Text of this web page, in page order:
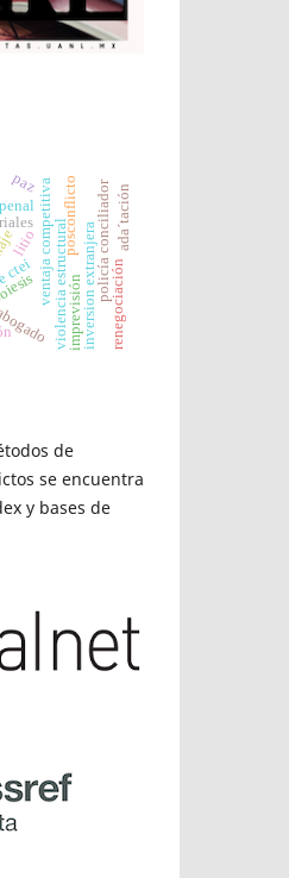
ventaja competitivaviolencia estructural
posconflicto
litio inversion extranjerapolicía conciliador
renegociación
imprevisión
ada´tación
paz
de
se encuentra
y bases de